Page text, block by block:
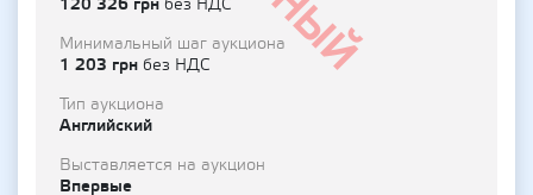
без НДС
Минимальный шаг аукциона
1 203 грн без НДС
Тип аукциона
Английский
Выставляется на аукцион
Впервые